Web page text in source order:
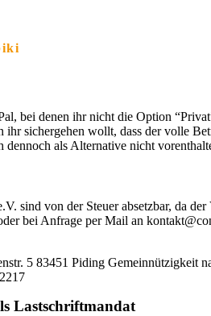
bei denen ihr nicht die Option
ihr sichergehen wollt, dass der volle
dennoch als Alternative nicht
sind von der Steuer absetzbar, da
bei Anfrage per Mail an
5 83451 Piding Gemeinnützigkeit
Lastschriftmandat